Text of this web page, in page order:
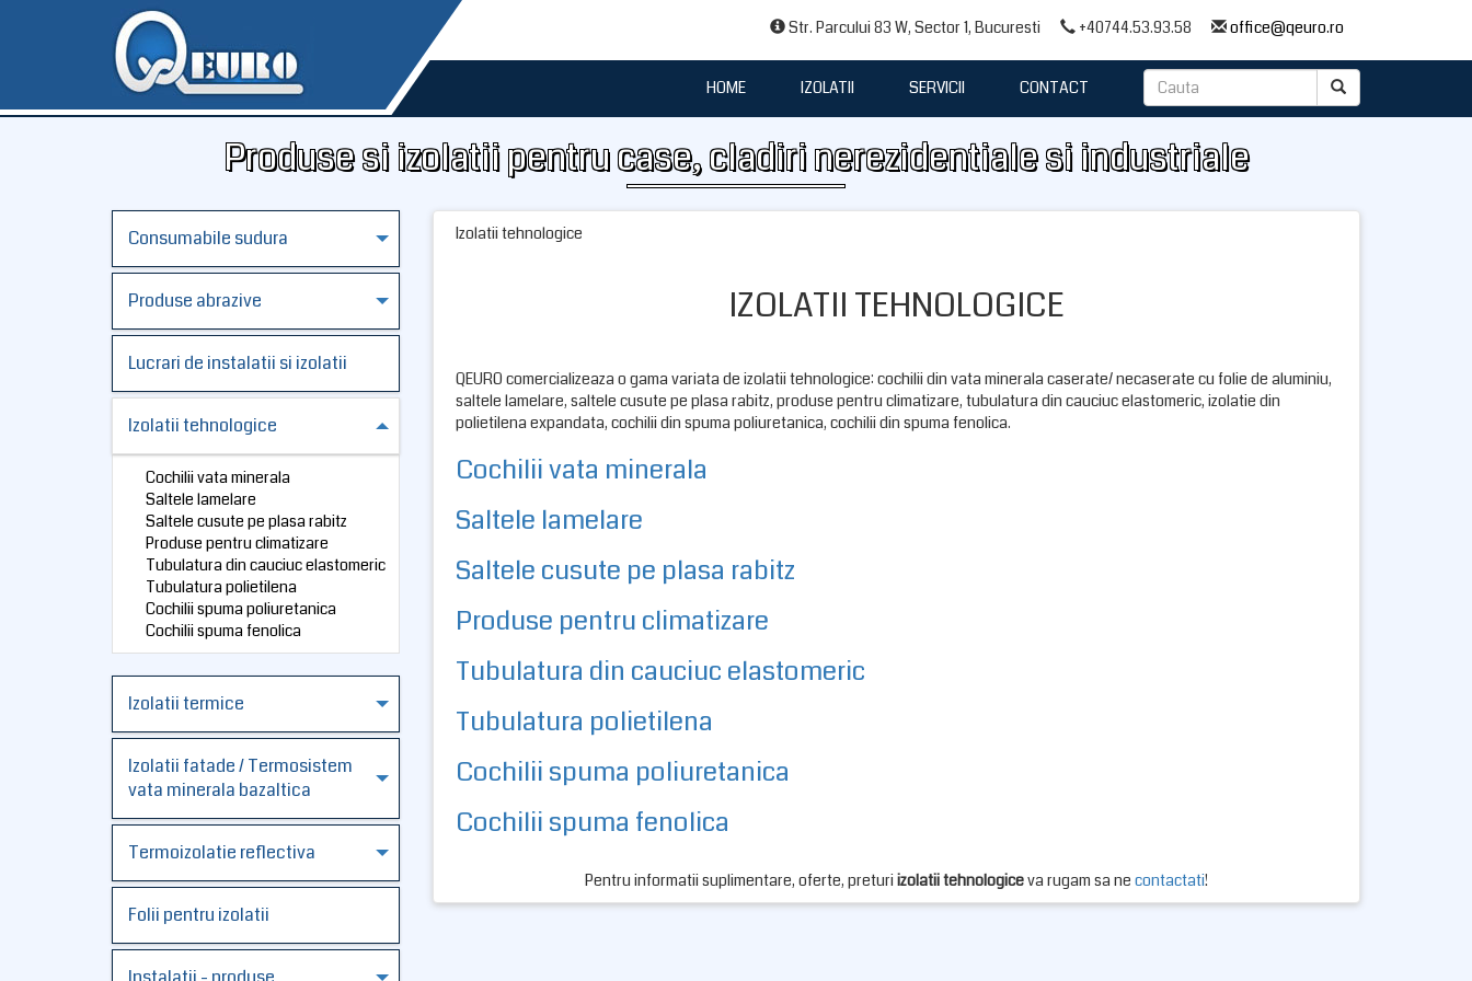
Str. Parcului 83 W, Sector 1, Bucuresti +40744.53.93.58 office@qeuro.ro
HOME IZOLATII SERVICII CONTACT
Produse si izolatii pentru case, cladiri nerezidentiale si industriale
Consumabile sudura
Produse abrazive
Lucrari de instalatii si izolatii
Izolatii tehnologice
Cochilii vata minerala
Saltele lamelare
Saltele cusute pe plasa rabitz
Produse pentru climatizare
Tubulatura din cauciuc elastomeric
Tubulatura polietilena
Cochilii spuma poliuretanica
Cochilii spuma fenolica
Izolatii termice
Izolatii fatade / Termosistem
vata minerala bazaltica
Termoizolatie reflectiva
Folii pentru izolatii
Izolatii tehnologice
IZOLATII TEHNOLOGICE
QEURO comercializeaza o gama variata de izolatii tehnologice: cochilii din vata minerala caserate/ necaserate cu folie de aluminiu,
saltele lamelare, saltele cusute pe plasa rabitz, produse pentru climatizare, tubulatura din cauciuc elastomeric, izolatie din
polietilena expandata, cochilii din spuma poliuretanica, cochilii din spuma fenolica.
Cochilii vata minerala
Saltele lamelare
Saltele cusute pe plasa rabitz
Produse pentru climatizare
Tubulatura din cauciuc elastomeric
Tubulatura polietilena
Cochilii spuma poliuretanica
Cochilii spuma fenolica
Pentru informatii suplimentare, oferte, preturi izolatii tehnologiceva rugam sa ne contactati!